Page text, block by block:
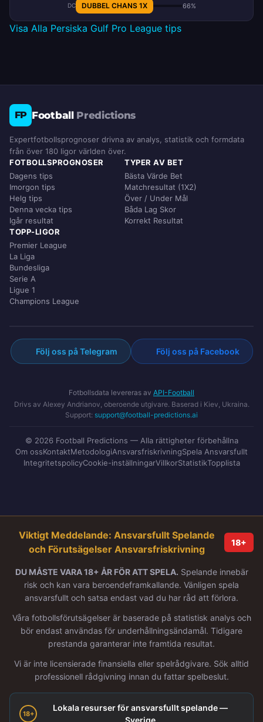
DC DUBBEL CHANS 1X 66%
Visa Alla Persiska Gulf Pro League tips
FP Football Predictions
Expertfotbollsprognoser drivna av analys, statistik och formdata
från över 180 ligor världen över.
FOTBOLLSPROGNOSER
Dagens tips
Imorgon tips
Helg tips
Denna vecka tips
Igår resultat
TYPER AV BET
Bästa Värde Bet
Matchresultat (1X2)
Över / Under Mål
Båda Lag Skor
Korrekt Resultat
TOPP-LIGOR
Premier League
La Liga
Bundesliga
Serie A
Ligue 1
Champions League
Följ oss på Telegram Följ oss på Facebook
Fotbollsdata levereras av API-Football
Drivs av Alexey Andrianov, oberoende utgivare. Baserad i Kiev, Ukraina.
Support: support@football-predictions.ai
© 2026 Football Predictions — Alla rättigheter förbehållna
Om ossKontaktMetodologiAnsvarsfriskrivningSpela Ansvarsfullt
IntegritetspolicyCookie-inställningarVillkorStatistikTopplista
Viktigt Meddelande: Ansvarsfullt Spelande
och Förutsägelser Ansvarsfriskrivning
18+
DU MÅSTE VARA 18+ ÅR FÖR ATT SPELA. Spelande innebär
risk och kan vara beroendeframkallande. Vänligen spela
ansvarsfullt och satsa endast vad du har råd att förlora.
Våra fotbollsförutsägelser är baserade på statistisk analys och
bör endast användas för underhållningsändamål. Tidigare
prestanda garanterar inte framtida resultat.
Vi är inte licensierade finansiella eller spelrådgivare. Sök alltid
professionell rådgivning innan du fattar spelbeslut.
18+
Lokala resurser för ansvarsfullt spelande —
Sverige